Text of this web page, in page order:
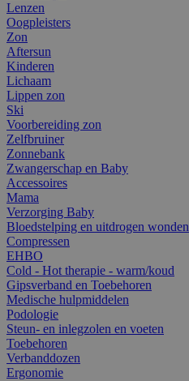
Lenzen
Oogpleisters
Zon
Aftersun
Kinderen
Lichaam
Lippen zon
Ski
Voorbereiding zon
Zelfbruiner
Zonnebank
Zwangerschap en Baby
Accessoires
Mama
Verzorging Baby
Bloedstelping en uitdrogen wonden
Compressen
EHBO
Cold - Hot therapie - warm/koud
Gipsverband en Toebehoren
Medische hulpmiddelen
Podologie
Steun- en inlegzolen en voeten
Toebehoren
Verbanddozen
Ergonomie